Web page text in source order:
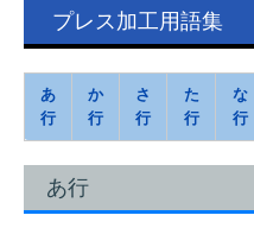
マジックヒートシンクとは
ピッチと特性
加工仕様表
カタログ申し込み
プレス加工用語集
あ
行
か
行
さ
行
た
行
な
行
あ行